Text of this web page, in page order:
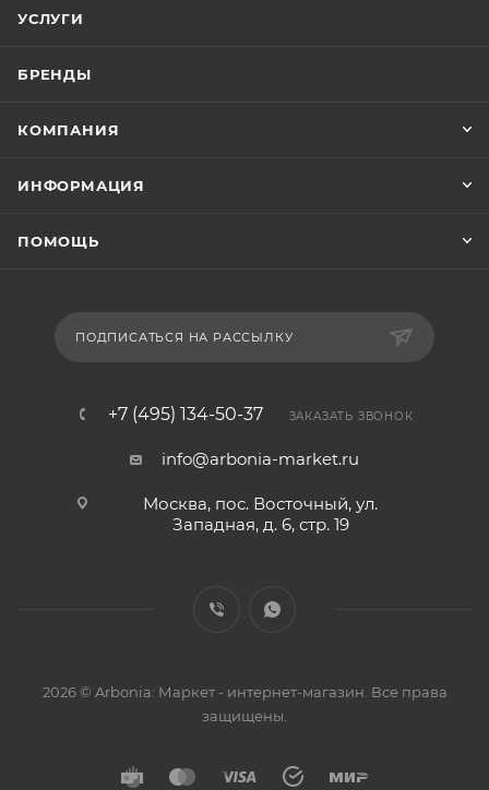
УСЛУГИ
БРЕНДЫ
КОМПАНИЯ
ИНФОРМАЦИЯ
ПОМОЩЬ
ПОДПИСАТЬСЯ НА РАССЫЛКУ
+7 (495) 134-50-37 ЗАКАЗАТЬ ЗВОНОК
info@arbonia-market.ru
Москва, пос. Восточный, ул.
Западная, д. 6, стр. 19
2026 © Arbonia: Маркет - интернет-магазин. Все права
защищены.